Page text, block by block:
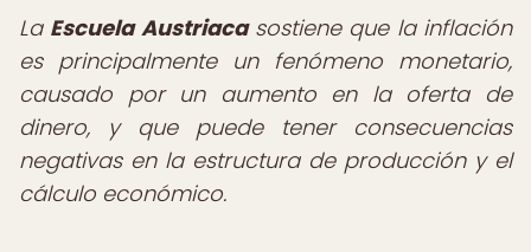
La Escuela Austriacasostiene que la inflación
es principalmente un fenómeno monetario,
causado por un aumento en la oferta de
dinero, y que puede tener consecuencias
negativas en la estructura de producción y el
cálculo económico.